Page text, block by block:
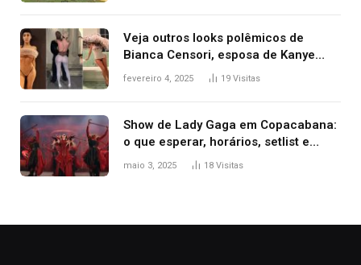
Veja outros looks polêmicos de
Bianca Censori, esposa de Kanye
West que apareceu nua no Grammy
fevereiro 4, 2025 19 Visitas
Show de Lady Gaga em Copacabana:
o que esperar, horários, setlist e
onde assistir
maio 3, 2025 18 Visitas